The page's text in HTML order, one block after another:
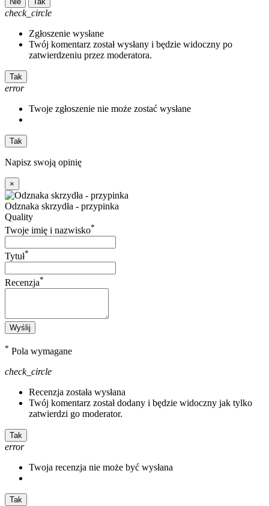
check_circle
Zgłoszenie wysłane
Twój komentarz został wysłany i będzie widoczny po
zatwierdzeniu przez moderatora.
Tak
error
Twoje zgłoszenie nie może zostać wysłane
Tak
Napisz swoją opinię
×
Odznaka skrzydła - przypinka
Quality
Twoje imię i nazwisko*
Tytuł*
Recenzja*
Wyślij
* Pola wymagane
check_circle
Recenzja została wysłana
Twój komentarz został dodany i będzie widoczny jak tylko
zatwierdzi go moderator.
Tak
error
Twoja recenzja nie może być wysłana
Tak